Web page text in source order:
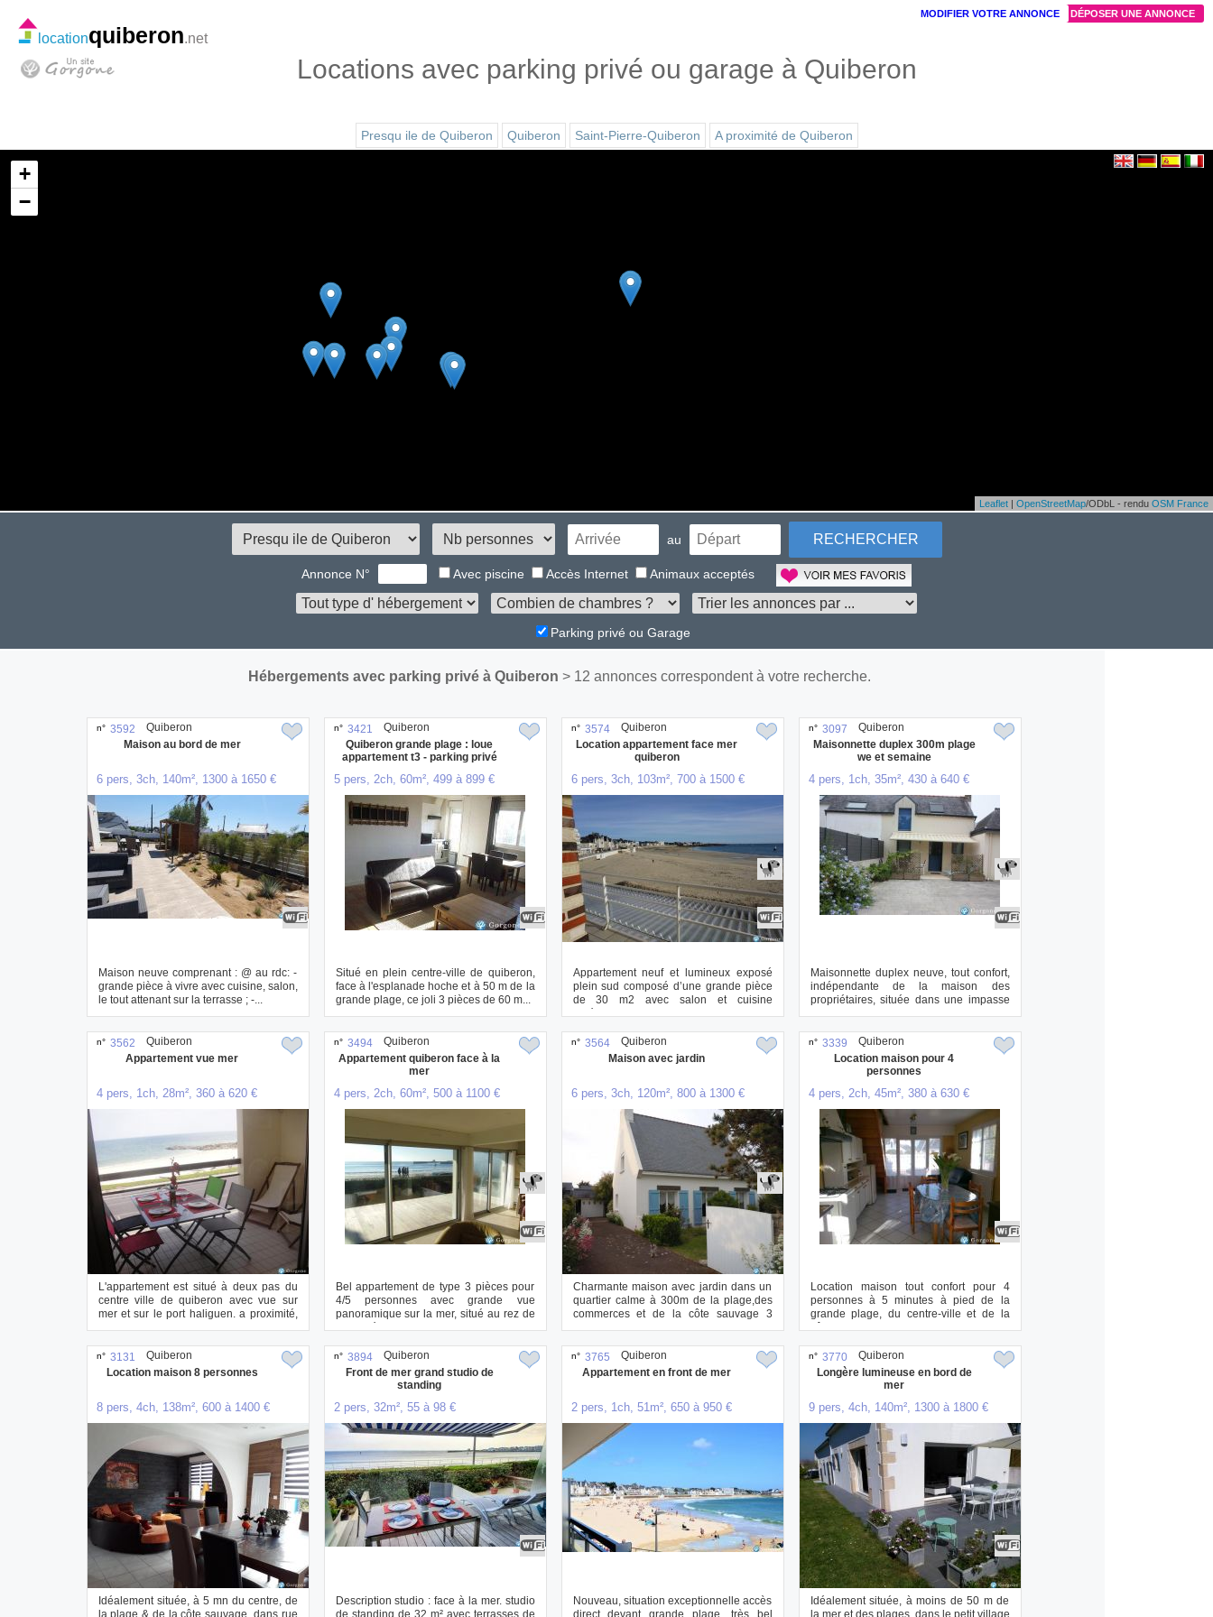
Locations avec parking privé ou garage à Quiberon
Presqu ile de Quiberon Quiberon Saint-Pierre-Quiberon A proximité de Quiberon
locationquiberon.net
+
−
Leaflet | OpenStreetMap/ODbL - rendu OSM France
au
Annonce N° Avec piscine Accès Internet Animaux acceptés
Parking privé ou Garage
Hébergements avec parking privé à Quiberon > 12 annonces correspondent à votre recherche.
n° 3592
Maison au bord de mer
6 pers, 3ch, 140m², 1300 à 1650 €
Maison neuve comprenant : @ au rdc: -
grande pièce à vivre avec cuisine, salon,
le tout attenant sur la terrasse ; -...
Quiberon n° 3421
Quiberon grande plage : loue
appartement t3 - parking privé
5 pers, 2ch, 60m², 499 à 899 €
Situé en plein centre-ville de quiberon,
face à l'esplanade hoche et à 50 m de la
grande plage, ce joli 3 pièces de 60 m...
Quiberon n° 3574
Location appartement face mer
quiberon
6 pers, 3ch, 103m², 700 à 1500 €
Appartement neuf et lumineux exposé
plein sud composé d’une grande pièce
de 30 m2 avec salon et cuisine
américaine,3 cha...
Quiberon n° 3097
Maisonnette duplex 300m plage
we et semaine
4 pers, 1ch, 35m², 430 à 640 €
Maisonnette duplex neuve, tout confort,
indépendante de la maison des
propriétaires, située dans une impasse
du villa...
Quiberon
n° 3562
Appartement vue mer
4 pers, 1ch, 28m², 360 à 620 €
L'appartement est situé à deux pas du
centre ville de quiberon avec vue sur
mer et sur le port haliguen. a proximité,
...
Quiberon n° 3494
Appartement quiberon face à la
mer
4 pers, 2ch, 60m², 500 à 1100 €
Bel appartement de type 3 pièces pour
4/5 personnes avec grande vue
panoramique sur la mer, situé au rez de
chaussée, co...
Quiberon n° 3564
Maison avec jardin
6 pers, 3ch, 120m², 800 à 1300 €
Charmante maison avec jardin dans un
quartier calme à 300m de la plage,des
commerces et de la côte sauvage 3
chambres ...
Quiberon n° 3339
Location maison pour 4
personnes
4 pers, 2ch, 45m², 380 à 630 €
Location maison tout confort pour 4
personnes à 5 minutes à pied de la
grande plage, du centre-ville et de la
côte sauva...
Quiberon
n° 3131
Location maison 8 personnes
8 pers, 4ch, 138m², 600 à 1400 €
Idéalement située, à 5 mn du centre, de
Quiberon n° 3894
Front de mer grand studio de
standing
2 pers, 32m², 55 à 98 €
Description studio : face à la mer. studio
Quiberon n° 3765
Appartement en front de mer
2 pers, 1ch, 51m², 650 à 950 €
Nouveau, situation exceptionnelle accès
Quiberon n° 3770
Longère lumineuse en bord de
mer
9 pers, 4ch, 140m², 1300 à 1800 €
Idéalement située, à moins de 50 m de
Quiberon
DÉPOSER UNE ANNONCE
MODIFIER VOTRE ANNONCE